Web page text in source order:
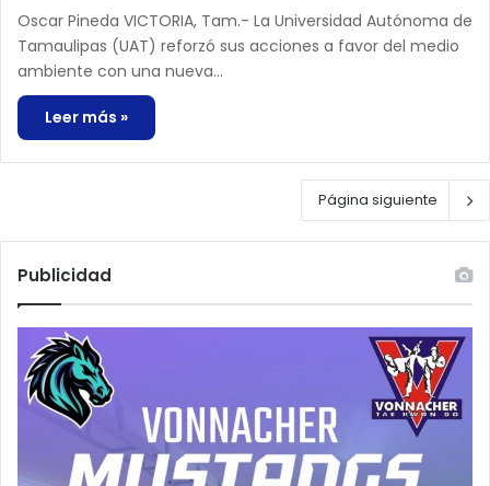
Oscar Pineda VICTORIA, Tam.- La Universidad Autónoma de
Tamaulipas (UAT) reforzó sus acciones a favor del medio
ambiente con una nueva…
Leer más »
Página siguiente
Publicidad